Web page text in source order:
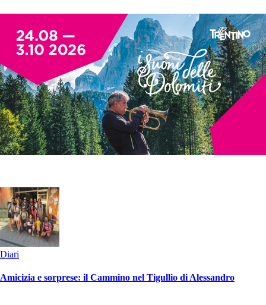
Diari
Amicizia e sorprese: il Cammino nel Tigullio di Alessandro